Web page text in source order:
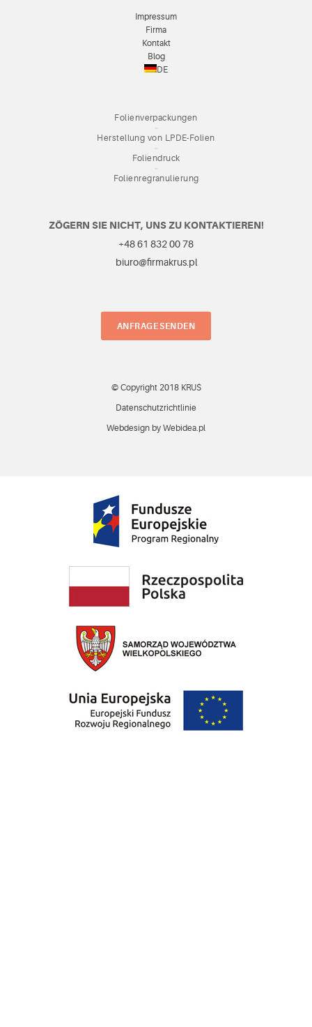
Impressum
Firma
Kontakt
Blog
DE
Folienverpackungen
Herstellung von LPDE-Folien
Foliendruck
Folienregranulierung
ZÖGERN SIE NICHT, UNS ZU KONTAKTIEREN!
+48 61 832 00 78
biuro@firmakrus.pl
ANFRAGE SENDEN
© Copyright 2018 KRUŚ
Datenschutzrichtlinie
Webdesign by Webidea.pl